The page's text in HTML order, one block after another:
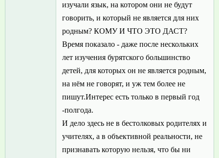
изучали язык, на котором они не будут
говорить, и который не является для них
родным? КОМУ И ЧТО ЭТО ДАСТ?
Время показало - даже после нескольких
лет изучения бурятского большинство
детей, для которых он не является родным,
на нём не говорят, и уж тем более не
пишут.Интерес есть только в первый год
-полгода.
И дело здесь не в бестолковых родителях и
учителях, а в объективной реальности, не
признавать которую нельзя, что бы ни